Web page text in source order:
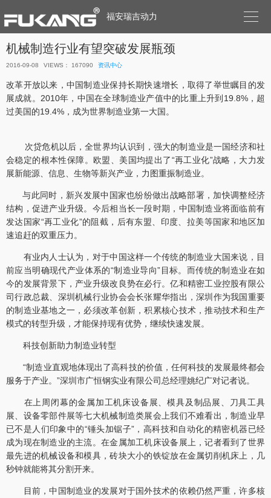
福安瑞吉动力 
机械制造行业有望突破发展瓶颈
2016-09-08 VIEWS： 167090 资讯中心
改革开放以来，中国制造业保持长期快速增长，取得了举世瞩目的发
展成就。2010年，中国在全球制造业产值中的比重上升到19.8%，超
过美国的19.4%，成为世界制造业第一大国。
次贷危机以后，全世界均认识到，强大的制造业是一国经济和社
会稳定的根本性保障。欧盟、美国均提出了“再工业化”战略，大力发
展新能源、信息、生物等新兴产业，力图重振制造业。
与此同时，新兴发展中国家也纷纷做出战略部署，加快调整经济
结构，促进产业升级。今后相当长一段时期，中国制造业将面临前有
发达国家“再工业化”的阻截，后有东盟、印度、拉美等国家和地区加
速追赶的双重压力。
有业内人士认为，对于中国这样一个传统的制造业大国来说，目
前应当明确现代产业体系的“制造业导向”目标。而传统的制造业在如
今的发展背景下，产业升级改良势在必行。亿和精密工业控股有限公
司行政总裁、深圳机械行业协会会长张耀华指出，深圳作为我国重要
的制造业基地之一，必须改革创新，积累核心技术，推动技术和生产
模式的转型升级，才能保持现有优势，继续快速发展。
科技创新助力制造业转型
“制造业直观地体现出了高科技的价值，任何科技的发展最终都会
服务于产业。”深圳市广恒钢实业有限公司总经理姚纪广对记者说。
在上周闭幕的金属加工机床设备展、模具及制品展、刀具工具
展、设备零部件展等七大机械制造类展会上我们不难看出，制造业早
已不是人们印象中的“锤头加锯子”，高科技和自动化的精密机器已经
成为现在制造业的主流。在金属加工机床设备展上，记者看到了世界
最先进的机械设备和模具，砖块大小的铁锭放在金属切削机床上，几
秒钟就能将其分割开来。
目前，中国制造业的发展对于国外技术的依赖仍然严重，许多核